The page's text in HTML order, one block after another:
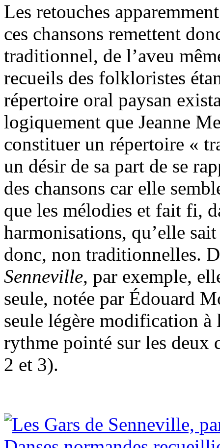
Les retouches
ces chansons remettent
traditionnel, de l’aveu
recueils des folkloristes
répertoire oral paysan
logiquement que Jeanne
constituer un répertoire «
un désir de sa part de se
des chansons car elle
que les mélodies et fait fi,
harmonisations, qu’elle
donc, non traditionnelles.
Senneville, par exemple,
seule, notée par Édouard
seule légère modification à
rythme pointé sur les deux
2 et 3).